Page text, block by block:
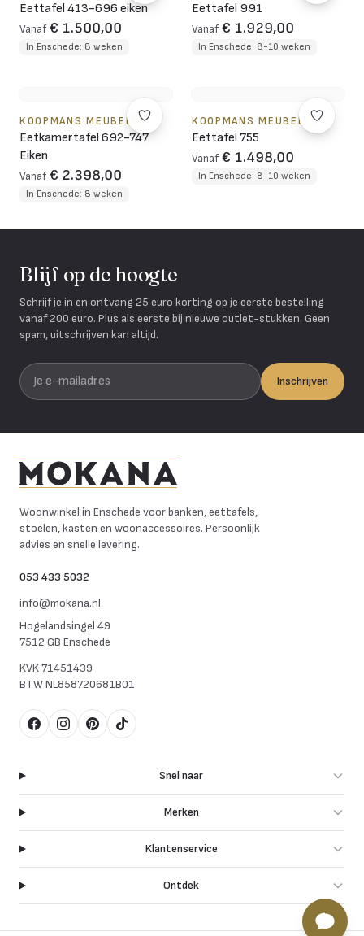
Eettafel 413-696 eiken
Vanaf € 1.500,00
In Enschede: 8 weken
Eettafel 991
Vanaf € 1.929,00
In Enschede: 8-10 weken
KOOPMANS MEUBELEN
Eetkamertafel 692-747
Eiken
Vanaf € 2.398,00
In Enschede: 8 weken
KOOPMANS MEUBELEN
Eettafel 755
Vanaf € 1.498,00
In Enschede: 8-10 weken
Blijf op de hoogte
Schrijf je in en ontvang 25 euro korting op je eerste bestelling
vanaf 200 euro. Plus als eerste bij nieuwe outlet-stukken. Geen
spam, uitschrijven kan altijd.
Je e-mailadres
Inschrijven
Woonwinkel in Enschede voor banken, eettafels,
stoelen, kasten en woonaccessoires. Persoonlijk
advies en snelle levering.
053 433 5032
info@mokana.nl
Hogelandsingel 49
7512 GB Enschede
KVK71451439
BTWNL858720681B01
FacebookInstagram
Pinterest
TikTok
Snel naar
Merken
Klantenservice
Ontdek